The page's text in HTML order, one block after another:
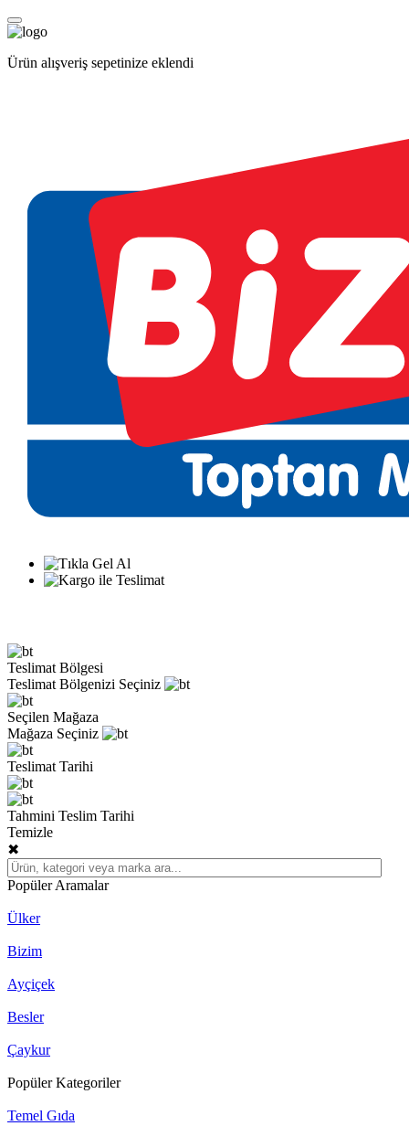
Ürün alışveriş sepetinize eklendi
Teslimat Bölgesi
Teslimat Bölgenizi Seçiniz
Seçilen Mağaza
Mağaza Seçiniz
Teslimat Tarihi
Tahmini Teslim Tarihi
Temizle
✖
Popüler Aramalar
Ülker
Bizim
Ayçiçek
Besler
Çaykur
Popüler Kategoriler
Temel Gıda